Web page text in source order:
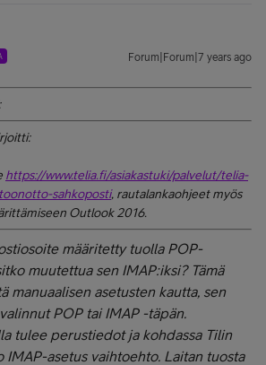
Forum|Forum|7 years ago
https://www.telia.fi/asiakastuki/palvelut/telia-
sahkoposti, rautalankaohjeet myös
Outlook 2016.
määritetty tuolla POP-
muutettua sen IMAP:iksi? Tämä
manuaalisen asetusten kautta, sen
POP tai IMAP -täpän.
tulee perustiedot ja kohdassa Tilin
IMAP-asetus vaihtoehto. Laitan tuosta